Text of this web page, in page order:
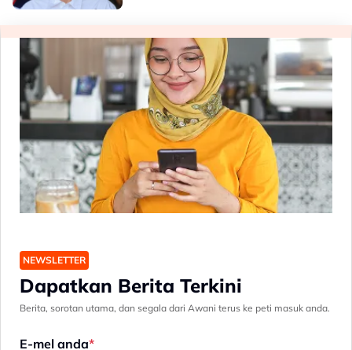
NEWSLETTER
Dapatkan Berita Terkini
Berita, sorotan utama, dan segala dari Awani terus ke peti masuk anda.
E-mel anda